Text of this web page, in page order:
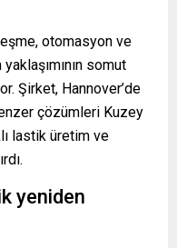
otomasyon ve
somut
Şirket, Hannover’de
çözümleri Kuzey
lastik üretim ve
yeniden